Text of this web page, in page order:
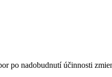
po nadobudnutí účinnosti